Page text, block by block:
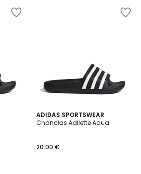
ADIDAS SPORTSWEAR
Chanclas Adilette Aqua
20.00 €
4,8
/ 5